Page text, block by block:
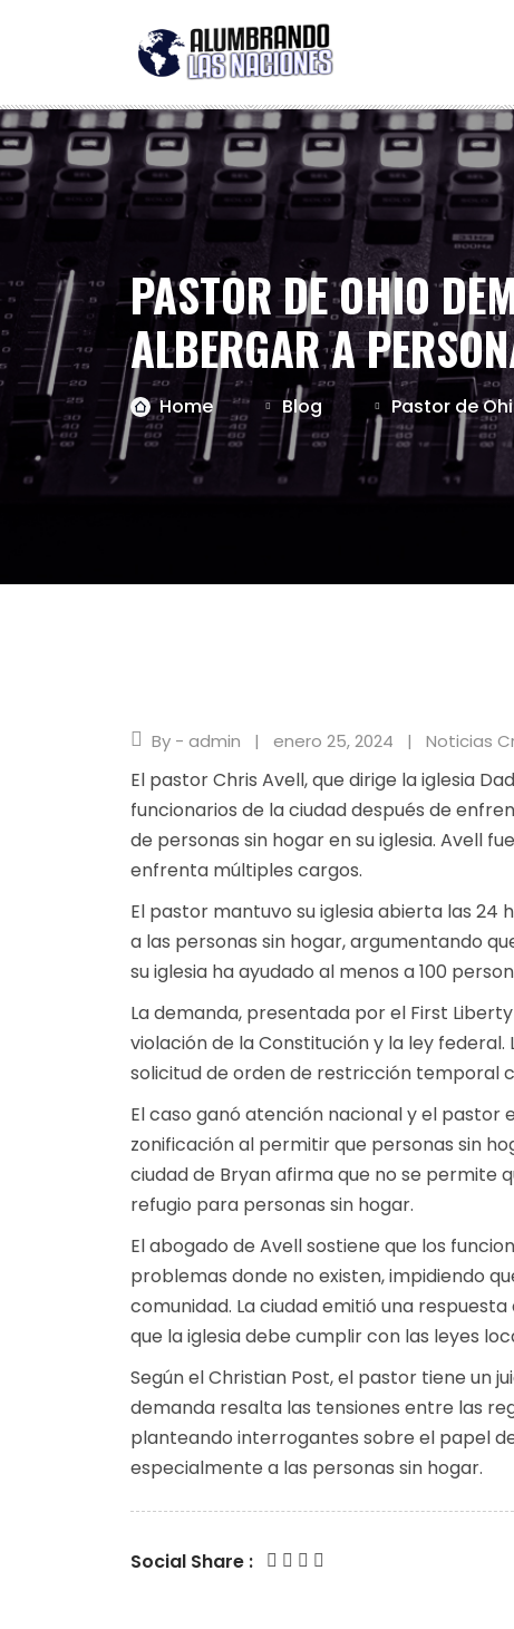
PASTOR DE OHIO
ALBERGAR A
Home Blog Pastor de
By - admin enero 25, 2024 Noticias
El pastor Chris Avell, que dirige la iglesia
funcionarios de la ciudad después de
de personas sin hogar en su iglesia. Avell
enfrenta múltiples cargos.
El pastor mantuvo su iglesia abierta las 24
a las personas sin hogar, argumentando
su iglesia ha ayudado al menos a 100
La demanda, presentada por el First
violación de la Constitución y la ley
solicitud de orden de restricción temporal
El caso ganó atención nacional y el
zonificación al permitir que personas sin
ciudad de Bryan afirma que no se permite
refugio para personas sin hogar.
El abogado de Avell sostiene que los
problemas donde no existen, impidiendo
comunidad. La ciudad emitió una
que la iglesia debe cumplir con las leyes
Según el Christian Post, el pastor tiene un
demanda resalta las tensiones entre las
planteando interrogantes sobre el papel
especialmente a las personas sin hogar.
Social Share :